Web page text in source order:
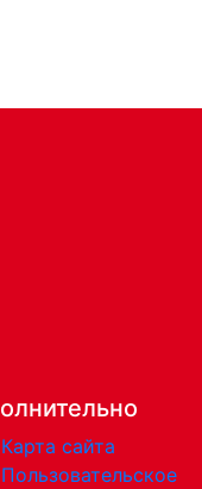
Карта сайта
Пользовательское